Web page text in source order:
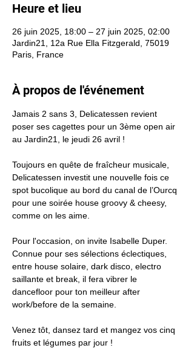
Heure et lieu
26 juin 2025, 18:00 – 27 juin 2025, 02:00
Jardin21, 12a Rue Ella Fitzgerald, 75019
Paris, France
À propos de l'événement
Jamais 2 sans 3, Delicatessen revient
poser ses cagettes pour un 3ème open air
au Jardin21, le jeudi 26 avril !
Toujours en quête de fraîcheur musicale,
Delicatessen investit une nouvelle fois ce
spot bucolique au bord du canal de l’Ourcq
pour une soirée house groovy & cheesy,
comme on les aime.
Pour l'occasion, on invite Isabelle Duper.
Connue pour ses sélections éclectiques,
entre house solaire, dark disco, electro
saillante et break, il fera vibrer le
dancefloor pour ton meilleur after
work/before de la semaine.
Venez tôt, dansez tard et mangez vos cinq
fruits et légumes par jour !